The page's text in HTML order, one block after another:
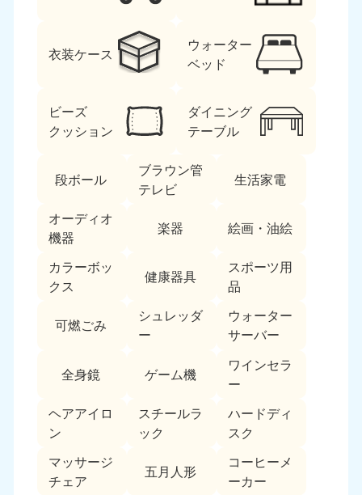
衣装ケース
ウォーター
ベッド
ビーズ
クッション
ダイニング
テーブル
段ボール
ブラウン管
テレビ
生活家電
オーディオ
機器
楽器 絵画・油絵
カラーボッ
クス
健康器具
スポーツ用
品
可燃ごみ
シュレッダ
ー
ウォーター
サーバー
全身鏡 ゲーム機
ワインセラ
ー
ヘアアイロ
ン
スチールラ
ック
ハードディ
スク
マッサージ
チェア
五月人形
コーヒーメ
ーカー
北海道・東北
050-1881-5277
9:00〜19:00 年中無休
050-1881-5276
9:00〜19:00 年中無休
岩手県
9:00〜19:00 年中無休 9:00〜19:00 年中無休
050-1881-5273
9:00〜19:00 年中無休
050-1881-5272
9:00〜19:00 年中無休